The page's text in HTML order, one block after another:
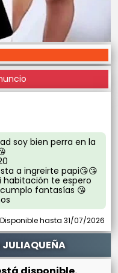
soy bien perra en la
a ingreirte papi😘😘
te espero
fantasías 😘
Disponible hasta 31/07/2026